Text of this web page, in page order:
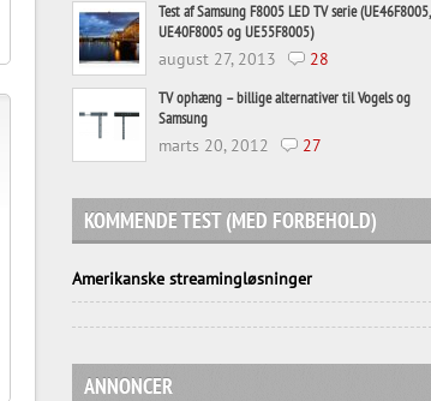
Test af Samsung F8005 LED TV serie (UE46F8005,
UE40F8005 og UE55F8005)
august 27, 2013 28
TV ophæng – billige alternativer til Vogels og
Samsung
marts 20, 2012 27
KOMMENDE TEST (MED FORBEHOLD)
Amerikanske streamingløsninger
ANNONCER